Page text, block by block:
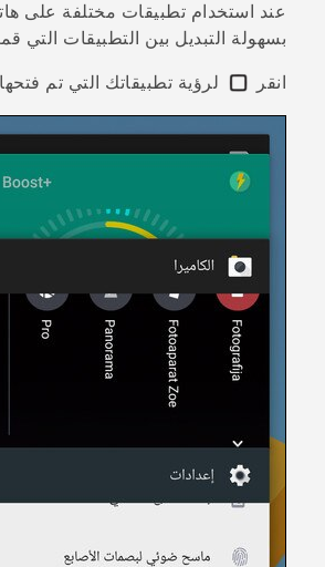
عند استخدام تطبيقات مختلفة على
بسهولة التبديل بين التطبيقات التي
انقر لرؤية تطبيقاتك التي تم